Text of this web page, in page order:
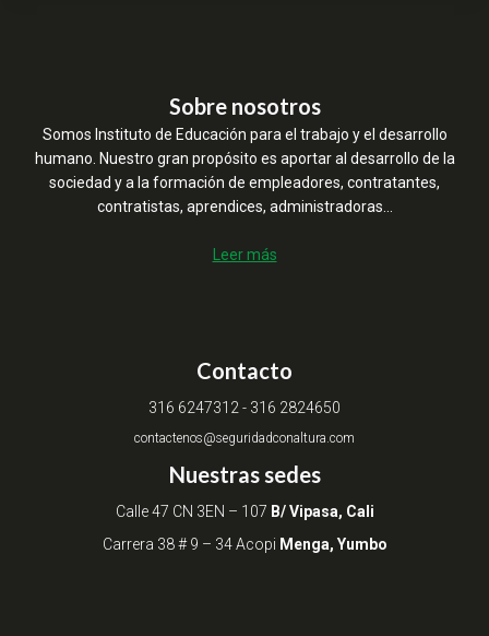
Sobre nosotros
Somos Instituto de Educación para el trabajo y el desarrollo
humano. Nuestro gran propósito es aportar al desarrollo de la
sociedad y a la formación de empleadores, contratantes,
contratistas, aprendices, administradoras…
Leer más
Contacto
316 6247312 - 316 2824650
contactenos@seguridadconaltura.com
Nuestras sedes
Calle 47 CN 3EN – 107 B/ Vipasa, Cali
Carrera 38 # 9 – 34 Acopi Menga, Yumbo